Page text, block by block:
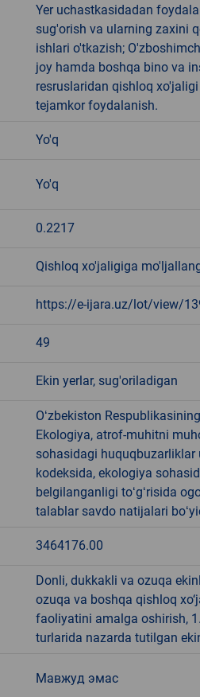
Yer uchastkasidadan
sug'orish va ularning zaxini
ishlari o'tkazish;
joy hamda boshqa bino va
resruslaridan qishloq
tejamkor foydalanish.
Yo'q
Yo'q
0.2217
Qishloq xo'jaligiga
https://e-ijara.uz/lot/view/
49
Ekin yerlar, sug'oriladigan
Oʻzbekiston
Ekologiya, atrof-muhitni
sohasidagi huquqbuzarliklar
kodeksida, ekologiya
belgilanganligi toʻgʻrisida
talablar savdo natijalari
3464176.00
Donli, dukkakli va ozuqa
ozuqa va boshqa qishloq
faoliyatini amalga oshirish,
turlarida nazarda tutilgan
Мавжуд эмас